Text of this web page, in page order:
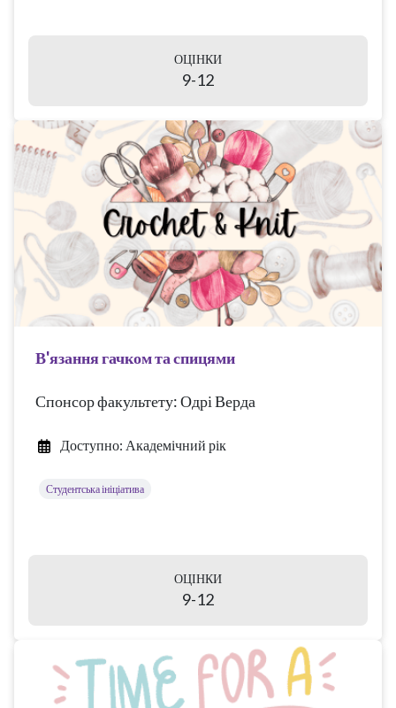
ОЦІНКИ
9-12
В'язання гачком та спицями
Спонсор факультету: Одрі Верда
Доступно: Академічний рік
Студентська ініціатива
ОЦІНКИ
9-12